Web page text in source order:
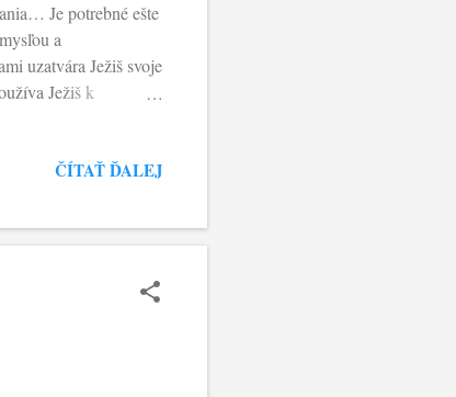
Je potrebné ešte
a
uzatvára Ježiš svoje
Ježiš k
Teda srdce a
obrátenia, metanoie,
ČÍTAŤ ĎALEJ